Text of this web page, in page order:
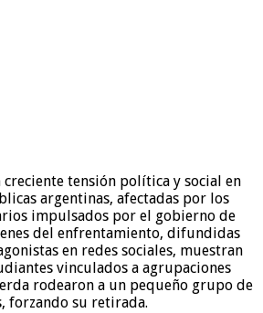
tensión política y social en
argentinas, afectadas por los
impulsados por el gobierno de
del enfrentamiento, difundidas
en redes sociales, muestran
vinculados a agrupaciones
rodearon a un pequeño grupo de
forzando su retirada.